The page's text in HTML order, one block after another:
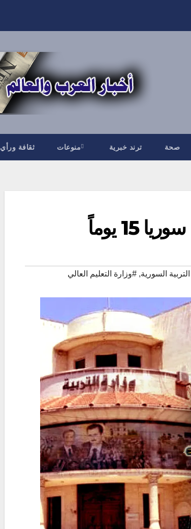
صحة ترند خبرية منوعات ثقافة ورأي
15 يوماً
السورية, #وزارة التعليم العالي